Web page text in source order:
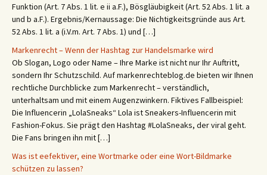
Funktion (Art. 7 Abs. 1 lit. e ii a.F.), Bösgläubigkeit (Art. 52 Abs. 1 lit. a
und b a.F.). Ergebnis/Kernaussage: Die Nichtigkeitsgründe aus Art.
52 Abs. 1 lit. a (i.V.m. Art. 7 Abs. 1) und […]
Markenrecht – Wenn der Hashtag zur Handelsmarke wird
Ob Slogan, Logo oder Name – Ihre Marke ist nicht nur Ihr Auftritt,
sondern Ihr Schutzschild. Auf markenrechteblog.de bieten wir Ihnen
rechtliche Durchblicke zum Markenrecht – verständlich,
unterhaltsam und mit einem Augenzwinkern. Fiktives Fallbeispiel:
Die Influencerin „LolaSneaks“ Lola ist Sneakers-Influencerin mit
Fashion-Fokus. Sie prägt den Hashtag #LolaSneaks, der viral geht.
Die Fans bringen ihn mit […]
Was ist eefektiver, eine Wortmarke oder eine Wort-Bildmarke
schützen zu lassen?